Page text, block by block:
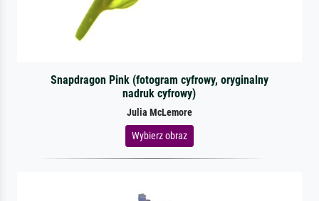
Snapdragon Pink (fotogram cyfrowy, oryginalny
nadruk cyfrowy)
Julia McLemore
Wybierz obraz